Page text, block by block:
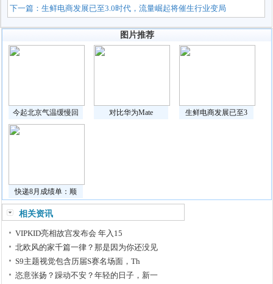
下一篇：生鲜电商发展已至3.0时代，流量崛起将催生行业变局
图片推荐
今起北京气温缓慢回 对比华为Mate 生鲜电商发展已至3
快递8月成绩单：顺
相关资讯
VIPKID亮相故宫发布会 年入15
北欧风的家千篇一律？那是因为你还没见
S9主题视觉包含历届S赛名场面，Th
恣意张扬？躁动不安？年轻的日子，新一